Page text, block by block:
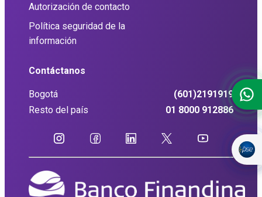
Autorización de contacto
Política seguridad de la
información
Contáctanos
Bogotá
(601)2191919
Resto del país
01 8000 912886